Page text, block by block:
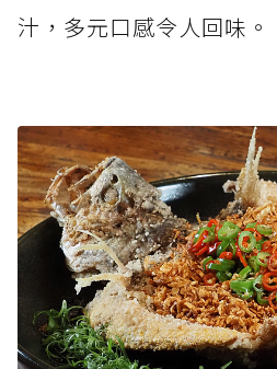
汁，多元口感令人回味。